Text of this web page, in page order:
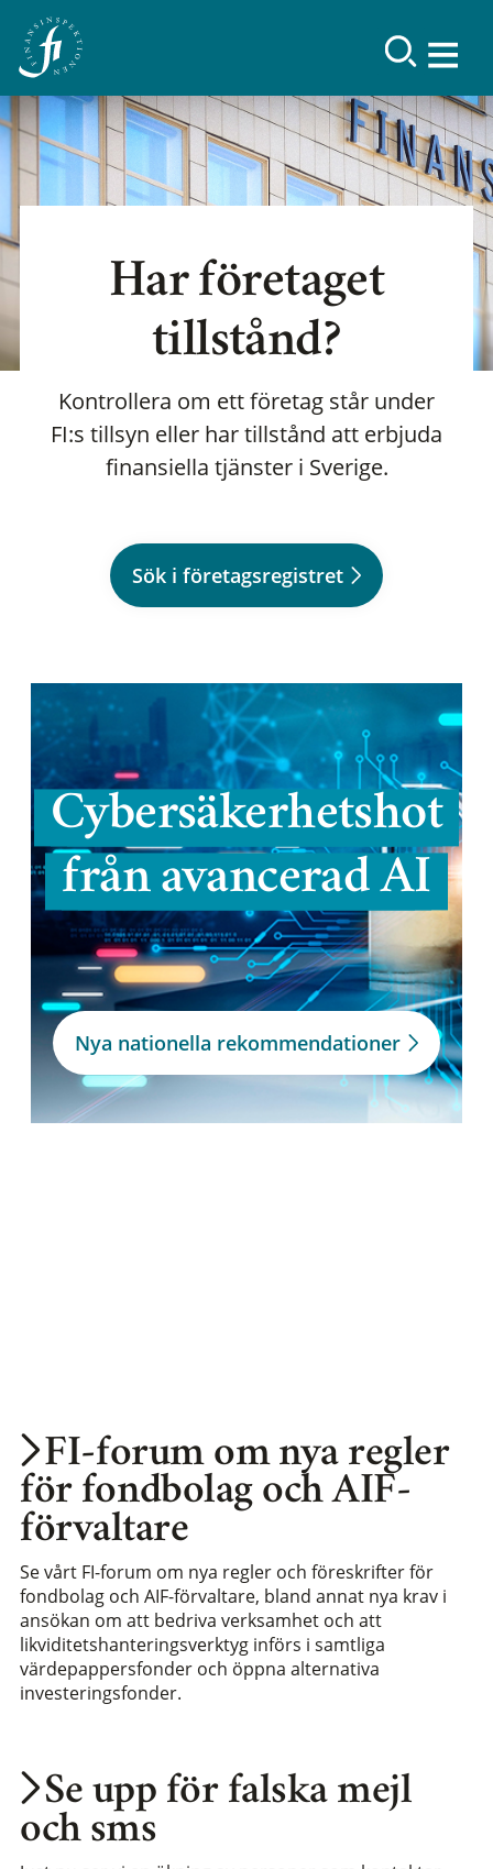
Har företaget
tillstånd?
Kontrollera om ett företag står under
FI:s tillsyn eller har tillstånd att erbjuda
finansiella tjänster i Sverige.
Sök i företagsregistret
Cybersäkerhetshot
från avancerad AI
Nya nationella rekommendationer
Se upp för falska mejl
och sms
FI-forum om nya regler
för fondbolag och AIF-
förvaltare
Se vårt FI-forum om nya regler och föreskrifter för
fondbolag och AIF-förvaltare, bland annat nya krav i
ansökan om att bedriva verksamhet och att
likviditetshanteringsverktyg införs i samtliga
värdepappersfonder och öppna alternativa
investeringsfonder.